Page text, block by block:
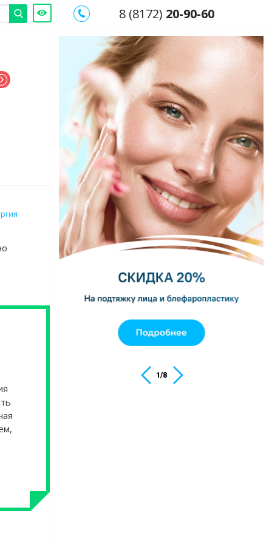
8 (8172) 20-90-60
1/8